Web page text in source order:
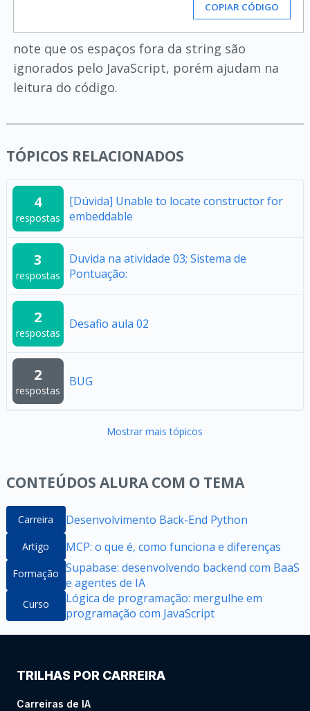
COPIAR CÓDIGO
note que os espaços fora da string são
ignorados pelo JavaScript, porém ajudam na
leitura do código.
TÓPICOS RELACIONADOS
4
respostas
[Dúvida] Unable to locate constructor for
embeddable
3
respostas
Duvida na atividade 03; Sistema de
Pontuação:
2
respostas
Desafio aula 02
2
respostas
BUG
Mostrar mais tópicos
CONTEÚDOS ALURA COM O TEMA
Carreira Desenvolvimento Back-End Python
Artigo MCP: o que é, como funciona e diferenças
Formação Supabase: desenvolvendo backend com BaaS
e agentes de IA
Curso
Lógica de programação: mergulhe em
programação com JavaScript
TRILHAS POR CARREIRA
Carreiras de IA